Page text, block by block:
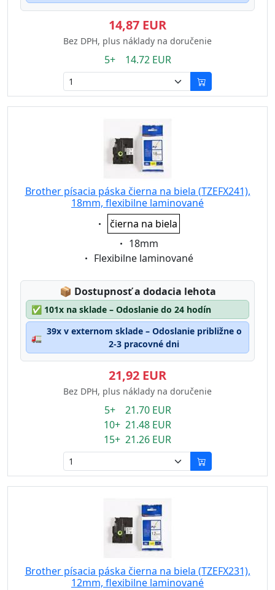
14,87 EUR
Bez DPH, plus náklady na doručenie
5+ 14.72 EUR
Brother písacia páska čierna na biela (TZEFX241),
18mm, flexibilne laminované
Eigenschaft:
čierna na biela
Eigenschaft:
18mm
Eigenschaft:
Flexibilne laminované
📦 Lagerstatus:
Dostupnosť a dodacia lehota
✅ 101x na sklade – Odoslanie do 24 hodín
🚛
39x v externom sklade – Odoslanie približne o
2-3 pracovné dni
21,92 EUR
Bez DPH, plus náklady na doručenie
5+ 21.70 EUR
10+ 21.48 EUR
15+ 21.26 EUR
Brother písacia páska čierna na biela (TZEFX231),
12mm, flexibilne laminované